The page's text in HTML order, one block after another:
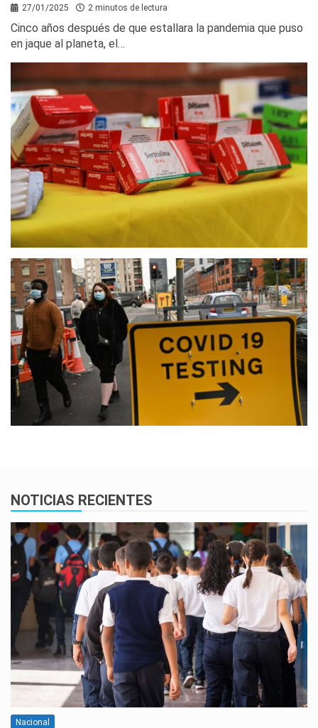
27/01/2025 2 minutos de lectura
Cinco años después de que estallara la pandemia que puso
en jaque al planeta, el…
NOTICIAS RECIENTES
Nacional